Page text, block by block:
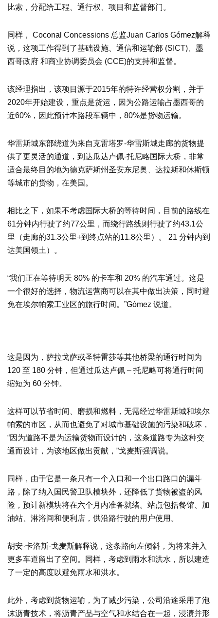
比索，分配给工程、通行权、项目和监督部门。
同样， Coconal Concessions 总监Juan Carlos Gómez解释
说，这项工作得到了基础设施、通信和运输部 (SICT)、墨
西哥政府 和商业协调委员会 (CCE)的支持和监督。
该经理指出，该项目源于2015年的特许经营权分割，并于
2020年开始建设，重点是货运，因为公路运输占墨西哥的
近60%，因此预计本路段车辆中，80%是货物运输。
华雷斯城东部绕道为来自克雷塔罗-华雷斯城走廊的货物提
供了更灵活的通道，到达瓜达卢佩-托尼略国际大桥，非常
适合最终目的地为德克萨斯州圣安东尼奥、达拉斯和休斯顿
等城市的货物，在美国。
相比之下，如果不考虑国际大桥的等待时间，目前的路线在
61分钟内行驶了约77公里，而绕行路线则行驶了约43.1公
里（走廊的31.3公里+到终点站的11.8公里）。 21 分钟内到
达美国领土）。
“我们正在等待明天 80% 的卡车和 20% 的汽车通过。这是
一个很好的选择，物流运营商可以在其中做出决策，同时避
免在埃尔帕索工业区的旅行时间。”Gómez 说道。
这是因为，萨拉戈萨或圣特雷莎等其他桥梁的通行时间为
120 至 180 分钟，但通过瓜达卢佩 – 托尼略可将通行时间
缩短为 60 分钟。
这样可以节省时间、磨损和燃料，无需经过华雷斯城和埃尔
帕索的市区，从而也避免了对城市基础设施的污染和破坏，
“因为道路不是为运输货物而设计的，这条道路专为这种交
通而设计，为该地区做出贡献，”戈麦斯强调说。
同样，由于它是一条只有一个入口和一个出口路口的漏斗
路，除了纳入国民警卫队模块外，还降低了货物被盗的风
险，预计新模块将在六个月内准备就绪。站点包括餐馆、加
油站、淋浴间和便利店，供沿路行驶的用户使用。
胡安·卡洛斯·戈麦斯解释说，这条路向左倾斜，为将来并入
更多车道留出了空间。同样，考虑到雨水和洪水，所以建造
了一定的高度以避免雨水和洪水。
此外，考虑到货物运输，为了减少污染，公司沿途采用了泡
沫沥青技术，将沥青产品与空气和水结合在一起，浸渍并形